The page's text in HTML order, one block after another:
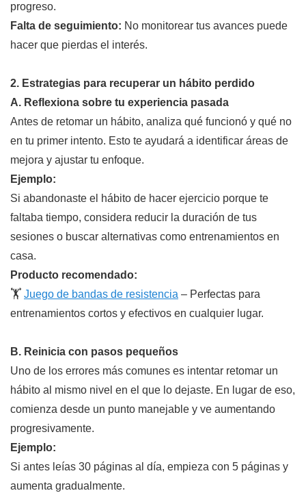
progreso.
Falta de seguimiento: No monitorear tus avances puede
hacer que pierdas el interés.
2. Estrategias para recuperar un hábito perdido
A. Reflexiona sobre tu experiencia pasada
Antes de retomar un hábito, analiza qué funcionó y qué no
en tu primer intento. Esto te ayudará a identificar áreas de
mejora y ajustar tu enfoque.
Ejemplo:
Si abandonaste el hábito de hacer ejercicio porque te
faltaba tiempo, considera reducir la duración de tus
sesiones o buscar alternativas como entrenamientos en
casa.
Producto recomendado:
🏋️ Juego de bandas de resistencia – Perfectas para
entrenamientos cortos y efectivos en cualquier lugar.
B. Reinicia con pasos pequeños
Uno de los errores más comunes es intentar retomar un
hábito al mismo nivel en el que lo dejaste. En lugar de eso,
comienza desde un punto manejable y ve aumentando
progresivamente.
Ejemplo:
Si antes leías 30 páginas al día, empieza con 5 páginas y
aumenta gradualmente.